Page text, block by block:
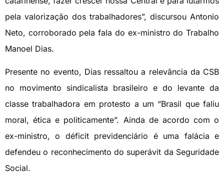
pela valorização dos trabalhadores”, discursou Antonio
Neto, corroborado pela fala do ex-ministro do Trabalho
Manoel Dias.
Presente no evento, Dias ressaltou a relevância da CSB
no movimento sindicalista brasileiro e do levante da
classe trabalhadora em protesto a um “Brasil que faliu
moral, ética e politicamente”. Ainda de acordo com o
ex-ministro, o déficit previdenciário é uma falácia e
defendeu o reconhecimento do superávit da Seguridade
Social.